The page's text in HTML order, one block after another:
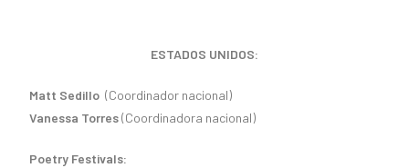
ESTADOS UNIDOS:
Matt Sedillo (Coordinador nacional)
Vanessa Torres(Coordinadora nacional)
Poetry Festivals: